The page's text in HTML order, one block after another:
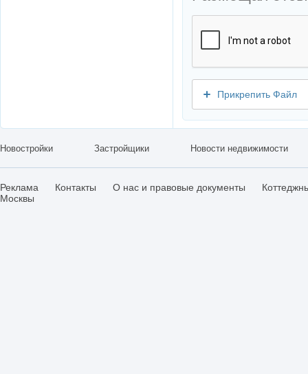
Прикрепить Файл
Новостройки Застройщики Новости недвижимости
Реклама Контакты О нас и правовые документы
Москвы